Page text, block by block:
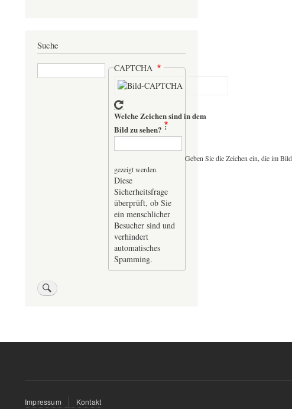
Suche
Suche CAPTCHA
Welche Zeichen sind in dem
Bild zu sehen?
Geben Sie die Zeichen ein, die im Bild
gezeigt werden.
Diese
Sicherheitsfrage
überprüft, ob Sie
ein menschlicher
Besucher sind und
verhindert
automatisches
Spamming.
Fußzeilenmenü
Impressum Kontakt